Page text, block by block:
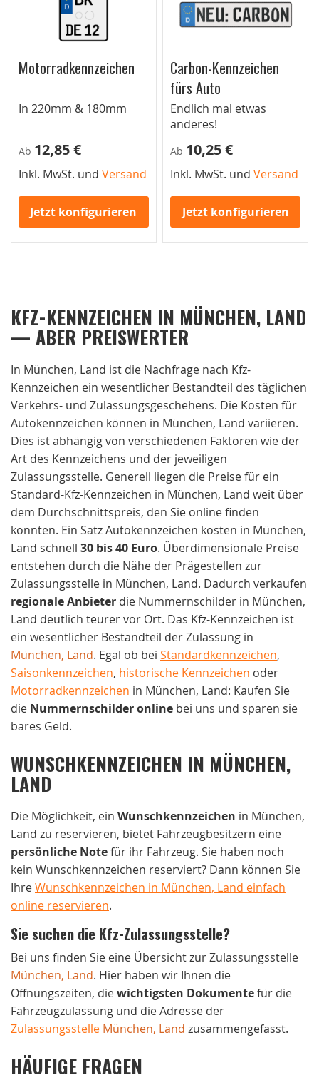
Motorradkennzeichen
In 220mm & 180mm
Ab 12,85 €
Inkl. MwSt. und Versand
Jetzt konfigurieren
Carbon-Kennzeichen
fürs Auto
Endlich mal etwas
anderes!
Ab 10,25 €
Inkl. MwSt. undVersand
Jetzt konfigurieren
KFZ-KENNZEICHEN IN MÜNCHEN, LAND
— ABER PREISWERTER
In München, Land ist die Nachfrage nach Kfz-
Kennzeichen ein wesentlicher Bestandteil des täglichen
Verkehrs- und Zulassungsgeschehens. Die Kosten für
Autokennzeichen können in München, Land variieren.
Dies ist abhängig von verschiedenen Faktoren wie der
Art des Kennzeichens und der jeweiligen
Zulassungsstelle. Generell liegen die Preise für ein
Standard-Kfz-Kennzeichen in München, Land weit über
dem Durchschnittspreis, den Sie online finden
könnten. Ein Satz Autokennzeichen kosten in München,
Land schnell 30 bis 40 Euro. Überdimensionale Preise
entstehen durch die Nähe der Prägestellen zur
Zulassungsstelle in München, Land. Dadurch verkaufen
regionaleAnbieter die Nummernschilder in München,
Land deutlich teurer vor Ort. Das Kfz-Kennzeichen ist
ein wesentlicher Bestandteil der Zulassung in
München, Land. Egal ob bei Standardkennzeichen,
Saisonkennzeichen, historische Kennzeichen oder
Motorradkennzeichen in München, Land: Kaufen Sie
die Nummernschilder online bei uns und sparen sie
bares Geld.
WUNSCHKENNZEICHEN IN MÜNCHEN,
LAND
Die Möglichkeit, ein Wunschkennzeichen in München,
Land zu reservieren, bietet Fahrzeugbesitzern eine
persönliche Notefür ihr Fahrzeug. Sie haben noch
kein Wunschkennzeichen reserviert? Dann können Sie
IhreWunschkennzeichen in München, Land einfach
online reservieren.
Sie suchen die Kfz-Zulassungsstelle?
Bei uns finden Sie eine Übersicht zur Zulassungsstelle
München, Land. Hier haben wir Ihnen die
Öffnungszeiten, diewichtigsten Dokumentefür die
Fahrzeugzulassung und die Adresse der
Zulassungsstelle München, Land zusammengefasst.
HÄUFIGE FRAGEN